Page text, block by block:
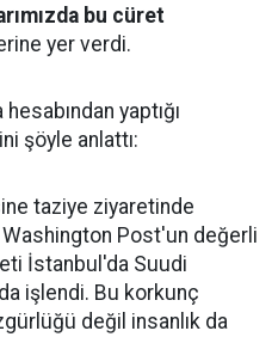
bu cüret
yer verdi.
yaptığı
şöyle anlattı:
taziye ziyaretinde
Washington Post'un değerli
İstanbul'da Suudi
işlendi. Bu korkunç
değil insanlık da